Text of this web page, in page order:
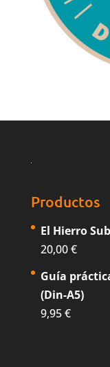
Productos
El Hierro
20,00€
Guía
(Din-A5)
9,95€